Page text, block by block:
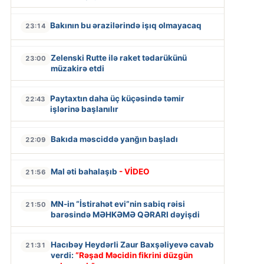
23:14 Bakının bu ərazilərində işıq olmayacaq
23:00
Zelenski Rutte ilə raket tədarükünü
müzakirə etdi
22:43
Paytaxtın daha üç küçəsində təmir
işlərinə başlanılır
22:09 Bakıda məsciddə yanğın başladı
21:56 Mal əti bahalaşıb - VİDEO
21:50
MN-in “İstirahət evi”nin sabiq rəisi
barəsində MƏHKƏMƏ QƏRARI dəyişdi
21:31
Hacıbəy Heydərli Zaur Baxşəliyevə cavab
verdi: “Rəşad Məcidin fikrini düzgün